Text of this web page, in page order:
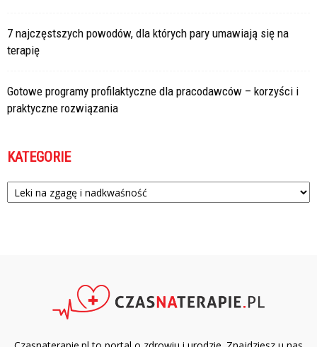
7 najczęstszych powodów, dla których pary umawiają się na
terapię
Gotowe programy profilaktyczne dla pracodawców – korzyści i
praktyczne rozwiązania
KATEGORIE
Kategorie